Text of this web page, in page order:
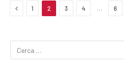
Previous
1 2 3 4 6